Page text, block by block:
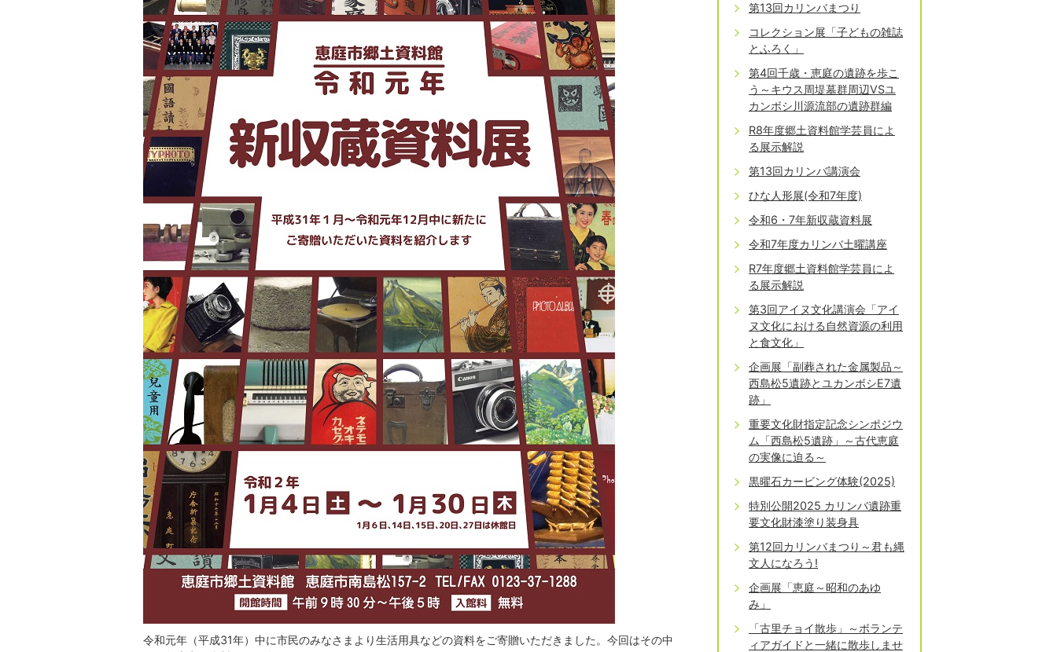
令和元年（平成31年）中に市民のみなさまより生活用具などの資料をご寄贈いただきました。今回はその中
第13回カリンバまつり
コレクション展「子どもの雑誌
とふろく」
第4回千歳・恵庭の遺跡を歩こ
う～キウス周堤墓群周辺VSユ
カンボシ川源流部の遺跡群編
R8年度郷土資料館学芸員によ
る展示解説
第13回カリンバ講演会
ひな人形展(令和7年度)
令和6・7年新収蔵資料展
令和7年度カリンバ土曜講座
R7年度郷土資料館学芸員によ
る展示解説
第3回アイヌ文化講演会「アイ
ヌ文化における自然資源の利用
と食文化」
企画展「副葬された金属製品～
西島松5遺跡とユカンボシE7遺
跡」
重要文化財指定記念シンポジウ
ム「西島松5遺跡」～古代恵庭
の実像に迫る～
黒曜石カービング体験(2025)
特別公開2025 カリンバ遺跡重
要文化財漆塗り装身具
第12回カリンバまつり～君も縄
文人になろう!
企画展「恵庭～昭和のあゆ
み」
「古里チョイ散歩」～ボランテ
ィアガイドと一緒に散歩しませ